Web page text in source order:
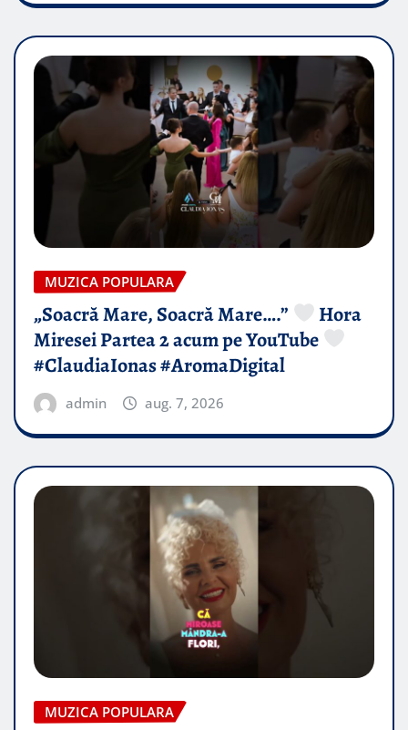
MUZICA POPULARA
„Soacră Mare, Soacră Mare….”
Hora
Miresei Partea 2 acum pe YouTube
#ClaudiaIonas #AromaDigital
admin aug. 7, 2026
MUZICA POPULARA